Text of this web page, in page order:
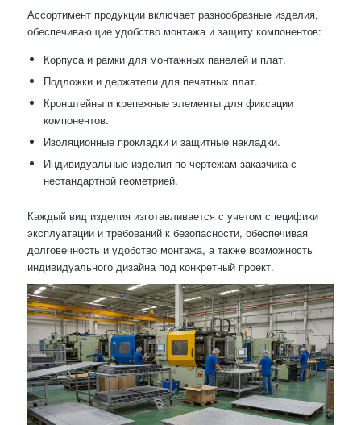
Ассортимент продукции включает разнообразные изделия,
обеспечивающие удобство монтажа и защиту компонентов:
Корпуса и рамки для монтажных панелей и плат.
Подложки и держатели для печатных плат.
Кронштейны и крепежные элементы для фиксации
компонентов.
Изоляционные прокладки и защитные накладки.
Индивидуальные изделия по чертежам заказчика с
нестандартной геометрией.
Каждый вид изделия изготавливается с учетом специфики
эксплуатации и требований к безопасности, обеспечивая
долговечность и удобство монтажа, а также возможность
индивидуального дизайна под конкретный проект.